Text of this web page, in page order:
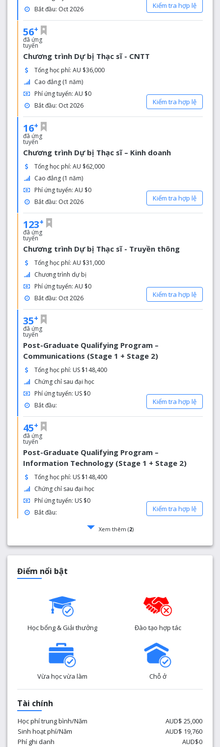
Bắt đầu: Oct 2026
Kiểm tra hợp lệ
56+
đã ứng
tuyển
Chương trình Dự bị Thạc sĩ - CNTT
Tổng học phí: AU $36,000
Cao đẳng (1 năm)
Phí ứng tuyển: AU $0
Bắt đầu: Oct 2026
Kiểm tra hợp lệ
16+
đã ứng
tuyển
Chương trình Dự bị Thạc sĩ – Kinh doanh
Tổng học phí: AU $62,000
Cao đẳng (1 năm)
Phí ứng tuyển: AU $0
Bắt đầu: Oct 2026
Kiểm tra hợp lệ
123+
đã ứng
tuyển
Chương trình Dự bị Thạc sĩ - Truyền thông
Tổng học phí: AU $31,000
Chương trình dự bị
Phí ứng tuyển: AU $0
Bắt đầu: Oct 2026
Kiểm tra hợp lệ
35+
đã ứng
tuyển
Post-Graduate Qualifying Program –
Communications (Stage 1 + Stage 2)
Tổng học phí: US $148,400
Chứng chỉ sau đại học
Phí ứng tuyển: US $0
Bắt đầu:
Kiểm tra hợp lệ
45+
đã ứng
tuyển
Post-Graduate Qualifying Program –
Information Technology (Stage 1 + Stage 2)
Tổng học phí: US $148,400
Chứng chỉ sau đại học
Phí ứng tuyển: US $0
Bắt đầu:
Kiểm tra hợp lệ
Xem thêm (2)
Điểm nổi bật
Học bổng & Giải thưởng Đào tạo hợp tác
Vừa học vừa làm Chỗ ở
Tài chính
Học phí trung bình/Năm
AUD$ 25,000
Sinh hoạt phí/Năm
AUD$ 19,760
Phí ghi danh
AUD$0